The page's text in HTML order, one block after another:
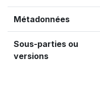
Métadonnées
Sous-parties ou
versions